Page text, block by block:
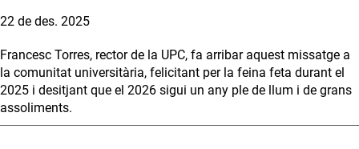
22 de des. 2025
Francesc Torres, rector de la UPC, fa arribar aquest missatge a
la comunitat universitària, felicitant per la feina feta durant el
2025 i desitjant que el 2026 sigui un any ple de llum i de grans
assoliments.